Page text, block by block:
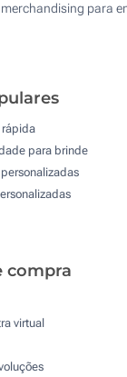
para
rápida
para brinde
compra
virtual